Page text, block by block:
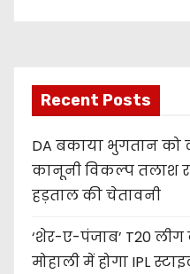
Recent Posts
DA बकाया भुगतान को
कानूनी विकल्प तलाश
हड़ताल की चेतावनी
‘शेर-ए-पंजाब’ T20
मोहाली में होगा IPL